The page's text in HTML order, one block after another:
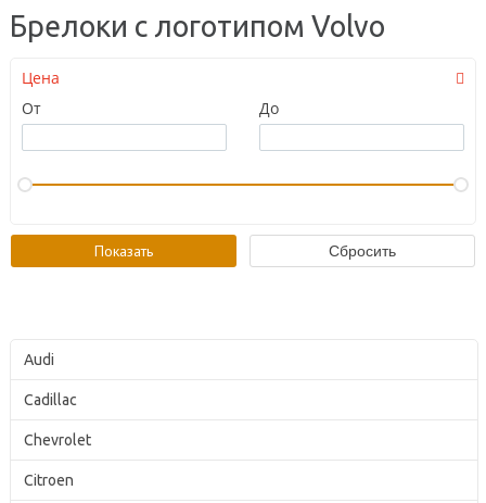
Брелоки с логотипом Volvo
Цена
От
До
Audi
Cadillac
Chevrolet
Citroen